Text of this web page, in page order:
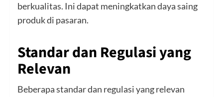
berkualitas. Ini dapat meningkatkan daya saing
produk di pasaran.
Standar dan Regulasi yang
Relevan
Beberapa standar dan regulasi yang relevan